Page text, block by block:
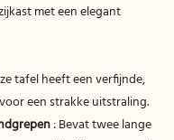
met een elegant
tafel heeft een verfijnde,
een strakke uitstraling.
: Bevat twee lange